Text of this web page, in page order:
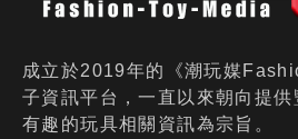
成立於2019年的《潮玩媒
子資訊平台，一直以來朝向提供
有趣的玩具相關資訊為宗旨。